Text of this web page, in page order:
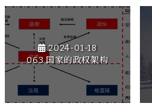
2024-01-18
063 国家的政权架构